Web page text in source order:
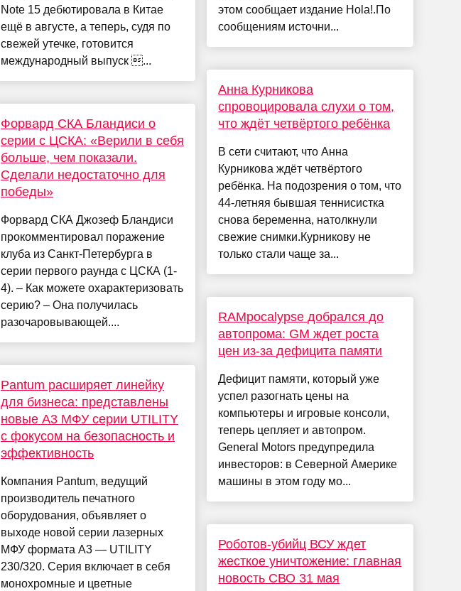
Note 15 дебютировала в Китае
ещё в августе, а теперь, судя по
свежей утечке, готовится
международный выпуск ...
Форвард СКА Бландиси о
серии с ЦСКА: «Верили в себя
больше, чем показали.
Сделали недостаточно для
победы»
Форвард СКА Джозеф Бландиси
прокомментировал поражение
клуба из Санкт-Петербурга в
серии первого раунда с ЦСКА (1-
4). – Как можете охарактеризовать
серию? – Она получилась
разочаровывающей....
Pantum расширяет линейку
для бизнеса: представлены
новые А3 МФУ серии UTILITY
с фокусом на безопасность и
эффективность
Компания Pantum, ведущий
производитель печатного
оборудования, объявляет о
выходе новой серии лазерных
МФУ формата А3 — UTILITY
230/320. Серия включает в себя
монохромные и цветные
этом сообщает издание Hola!.По
сообщениям источни...
Анна Курникова
спровоцировала слухи о том,
что ждёт четвёртого ребёнка
В сети считают, что Анна
Курникова ждёт четвёртого
ребёнка. На подозрения о том, что
44-летняя бывшая теннисистка
снова беременна, натолкнули
свежие снимки.Курникову не
только стали чаще за...
RAMpocalypse добрался до
автопрома: GM ждет роста
цен из-за дефицита памяти
Дефицит памяти, который уже
успел разогнать цены на
компьютеры и игровые консоли,
теперь цепляет и автопром.
General Motors предупредила
инвесторов: в Северной Америке
машины в этом году мо...
Роботов-убийц ВСУ ждет
жесткое уничтожение: главная
новость СВО 31 мая